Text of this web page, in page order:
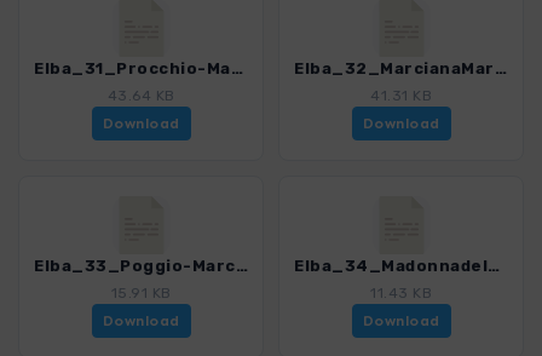
Elba_31_Procchio-MarcianaMarina_4482_5.gpx
43.64 KB
Download
Elba_32_MarcianaMarina-Sant_Andrea_4482_5.gpx
41.31 KB
Download
Elba_33_Poggio-MarcianaAlta_4482_5.gpx
15.91 KB
Download
Elba_34_MadonnadelMonte_4482_5.gpx
11.43 KB
Download